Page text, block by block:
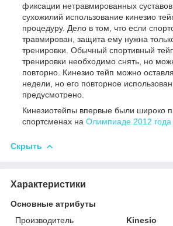
фиксации нетравмированных
сухожилий использование кинезио
процедуру. Дело в том, что если
травмирован, защита ему нужна
тренировки. Обычный спортивный
тренировки необходимо снять, но
повторно. Кинезио тейп можно
недели, но его повторное
предусмотрено.
Кинезиотейпы впервые были широко
спортсменах на Олимпиаде 2012
Скрыть
Характеристики
Основные атрибуты
Производитель
Kinesio